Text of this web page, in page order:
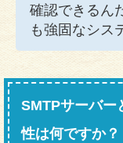
確認できるん
も強固なシス
SMTPサーバー
性は何ですか？